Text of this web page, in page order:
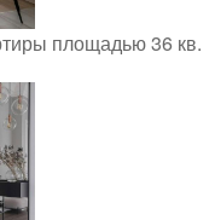
площадью 36 кв.